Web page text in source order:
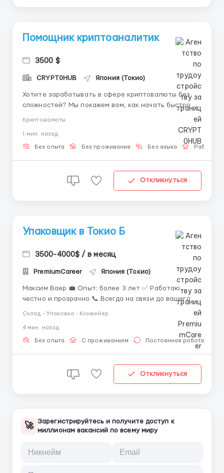
Помощник криптоаналитик
3500 $
CRYPT0HUB Япония (Токио)
Хотите зарабатывать в сфере криптовалюты без
сложностей? Мы покажем вам, как начать быстро и
летним опытом запускает новый проект и ищет
целеустремлённых партнёров. Мы предлагаем:
Работу без привязки к месту и времени. Выплаты
Криптовалюты
1 мин. назад
Без опыта Без проживания Без языка Работа
Откликнуться
Упаковщик в Токио Б
3500-4000$ / в месяц
PremiumCareer Япония (Токио)
Максим Ваер 💼 Опыт: более 3 лет ✅ Работаю
честно и прозрачно 📞 Всегда на связи до вашего
трудоустройства 📲 Контактные данные: ✅ Telegram:
+447436738481 Условия: -нужны рабочие на
сортировку чая; -8/10/12(по желанию) часово...
Склад - Упаковка - Конвейер
4 мин. назад
Без опыта С проживанием Постоянная работа
Откликнуться
🚀 Зарегистрируйтесь и получите доступ к
миллионам вакансий по всему миру